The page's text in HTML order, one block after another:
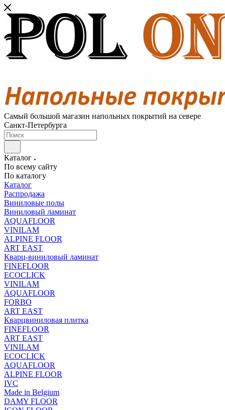
Самый большой магазин напольных покрытий на севере
Санкт-Петербурга
Каталог
По всему сайту
По каталогу
Каталог
Распродажа
Виниловые полы
Виниловый ламинат
AQUAFLOOR
VINILAM
ALPINE FLOOR
ART EAST
Кварц-виниловый ламинат
FINEFLOOR
ECOCLICK
VINILAM
AQUAFLOOR
FORBO
ART EAST
Кварцвиниловая плитка
FINEFLOOR
ART EAST
VINILAM
ECOCLICK
AQUAFLOOR
ALPINE FLOOR
IVC
Made in Belgium
DAMY FLOOR